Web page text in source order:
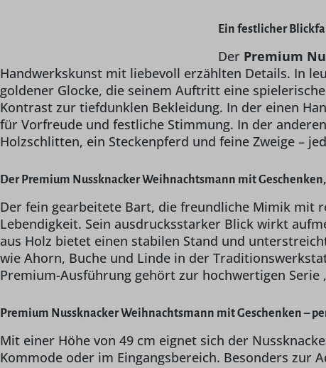
Ein festlicher
Der Premium
Handwerkskunst mit liebevoll erzählten Details. In
goldener Glocke, die seinem Auftritt eine
Kontrast zur tiefdunklen Bekleidung. In der einen
für Vorfreude und festliche Stimmung. In der
Holzschlitten, ein Steckenpferd und feine Zweige –
Der Premium Nussknacker Weihnachtsmann mit
Der fein gearbeitete Bart, die freundliche Mimik mit
Lebendigkeit. Sein ausdrucksstarker Blick wirkt
aus Holz bietet einen stabilen Stand und
wie Ahorn, Buche und Linde in der
Premium-Ausführung gehört zur hochwertigen
Premium Nussknacker Weihnachtsmann mit Geschenken –
Mit einer Höhe von 49 cm eignet sich der
Kommode oder im Eingangsbereich. Besonders